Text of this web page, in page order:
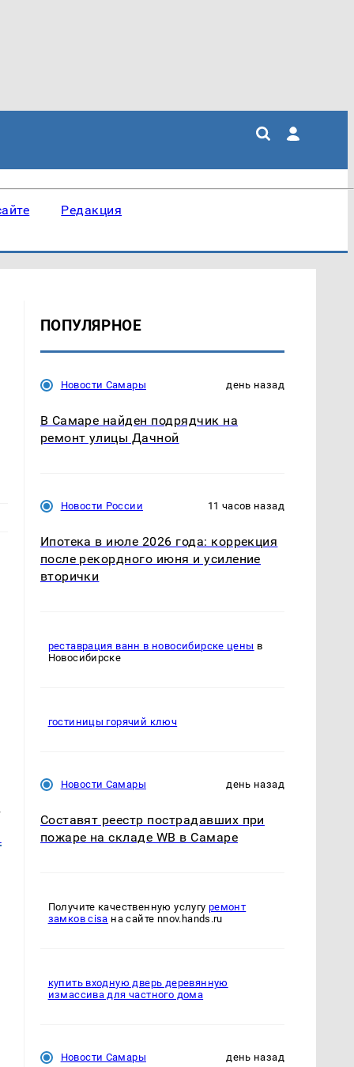
Редакция
ПОПУЛЯРНОЕ
Новости Самары день назад
В Самаре найден подрядчик на
ремонт улицы Дачной
Новости России 11 часов назад
Ипотека в июле 2026 года: коррекция
после рекордного июня и усиление
вторички
реставрация ванн в новосибирске цены в
Новосибирске
гостиницы горячий ключ
Новости Самары день назад
Составят реестр пострадавших при
пожаре на складе WB в Самаре
Получите качественную услугу ремонт
замков cisa на сайте nnov.hands.ru
купить входную дверь деревянную
измассива для частного дома
Новости Самары день назад